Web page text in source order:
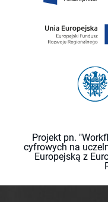
Projekt pn.
cyfrowych na
Europejską z